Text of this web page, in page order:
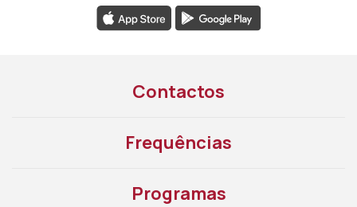
Contactos
Frequências
Programas